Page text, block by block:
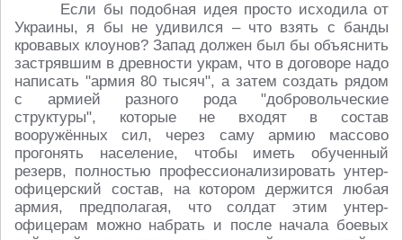
Если бы подобная идея просто исходила от
Украины, я бы не удивился – что взять с банды
кровавых клоунов? Запад должен был бы объяснить
застрявшим в древности украм, что в договоре надо
написать "армия 80 тысяч", а затем создать рядом
с армией разного рода "добровольческие
структуры", которые не входят в состав
вооружённых сил, через саму армию массово
прогонять население, чтобы иметь обученный
резерв, полностью профессионализировать унтер-
офицерский состав, на котором держится любая
армия, предполагая, что солдат этим унтер-
офицерам можно набрать и после начала боевых